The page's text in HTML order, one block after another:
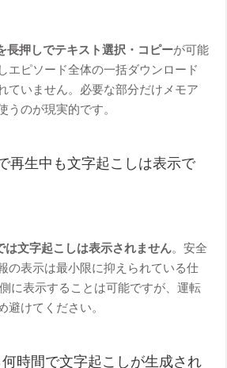
長押しでテキスト選択・コピーが可能
エピソード全体の一括ダウンロード
ていません。必要な部分だけメモア
うのが現実的です。
再生中も文字起こしは表示で
は文字起こしは表示されません。安全
の表示は最小限に抑えられている仕
に表示することは可能ですが、運転
避けてください。
時間で文字起こしが生成され